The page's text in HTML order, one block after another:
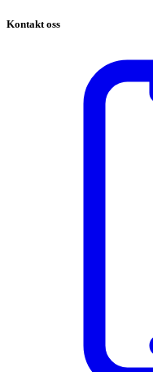
Kontakt oss